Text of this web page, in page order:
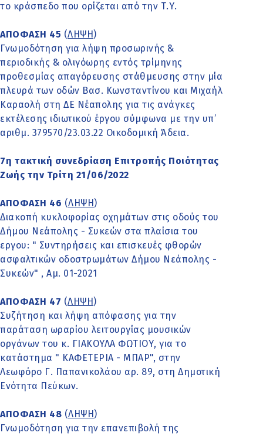
το κράσπεδο που ορίζεται από την Τ.Υ.
ΑΠΟΦΑΣΗ 45 (ΛΗΨΗ )
Γνωμοδότηση για λήψη προσωρινής &
περιοδικής & ολιγόωρης εντός τρίμηνης
προθεσμίας απαγόρευσης στάθμευσης στην μία
πλευρά των οδών Βασ. Κωνσταντίνου και Μιχαήλ
Καραολή στη ΔΕ Νέαπολης για τις ανάγκες
εκτέλεσης ιδιωτικού έργου σύμφωνα με την υπ’
αριθμ. 379570/23.03.22 Οικοδομική Άδεια.
7η τακτική συνεδρίαση Επιτροπής Ποιότητας
Ζωής την Τρίτη 21/06/2022
ΑΠΟΦΑΣΗ 46 (ΛΗΨΗ )
Διακοπή κυκλοφορίας οχημάτων στις οδούς του
Δήμου Νεάπολης - Συκεών στα πλαίσια του
εργου: " Συντηρήσεις και επισκευές φθορών
ασφαλτικών οδοστρωμάτων Δήμου Νεάπολης -
Συκεών" , Αμ. 01-2021
ΑΠΟΦΑΣΗ 47 (ΛΗΨΗ )
Συζήτηση και λήψη απόφασης για την
παράταση ωραρίου λειτουργίας μουσικών
οργάνων του κ. ΓΙΑΚΟΥΛΑ ΦΩΤΙΟΥ, για το
κατάστημα " ΚΑΦΕΤΕΡΙΑ - ΜΠΑΡ", στην
Λεωφόρο Γ. Παπανικολάου αρ. 89, στη Δημοτική
Ενότητα Πεύκων.
ΑΠΟΦΑΣΗ 48 (ΛΗΨΗ )
Γνωμοδότηση για την επανεπιβολή της